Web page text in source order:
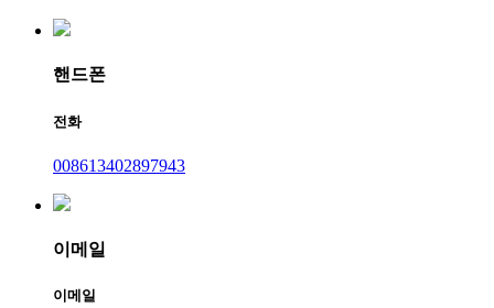
핸드폰
전화
008613402897943
이메일
이메일